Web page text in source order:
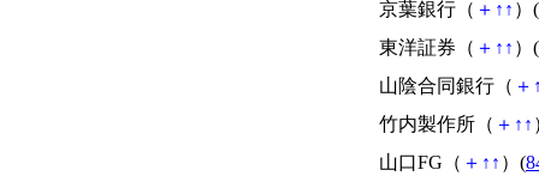
京葉銀行（ ＋ ↑ ↑ ）(
東洋証券（ ＋ ↑ ↑ ）(
山陰合同銀行（ ＋
竹内製作所（ ＋ ↑ ↑
山口FG（ ＋ ↑ ↑ ）(